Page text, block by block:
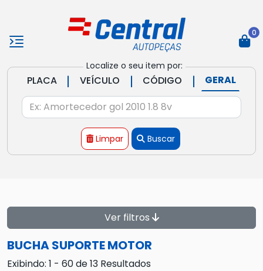
Localize o seu item por:
PLACA | VEÍCULO | CÓDIGO | GERAL
Limpar Buscar
0
Ver filtros
BUCHA SUPORTE MOTOR
Exibindo: 1 - 60 de 13 Resultados